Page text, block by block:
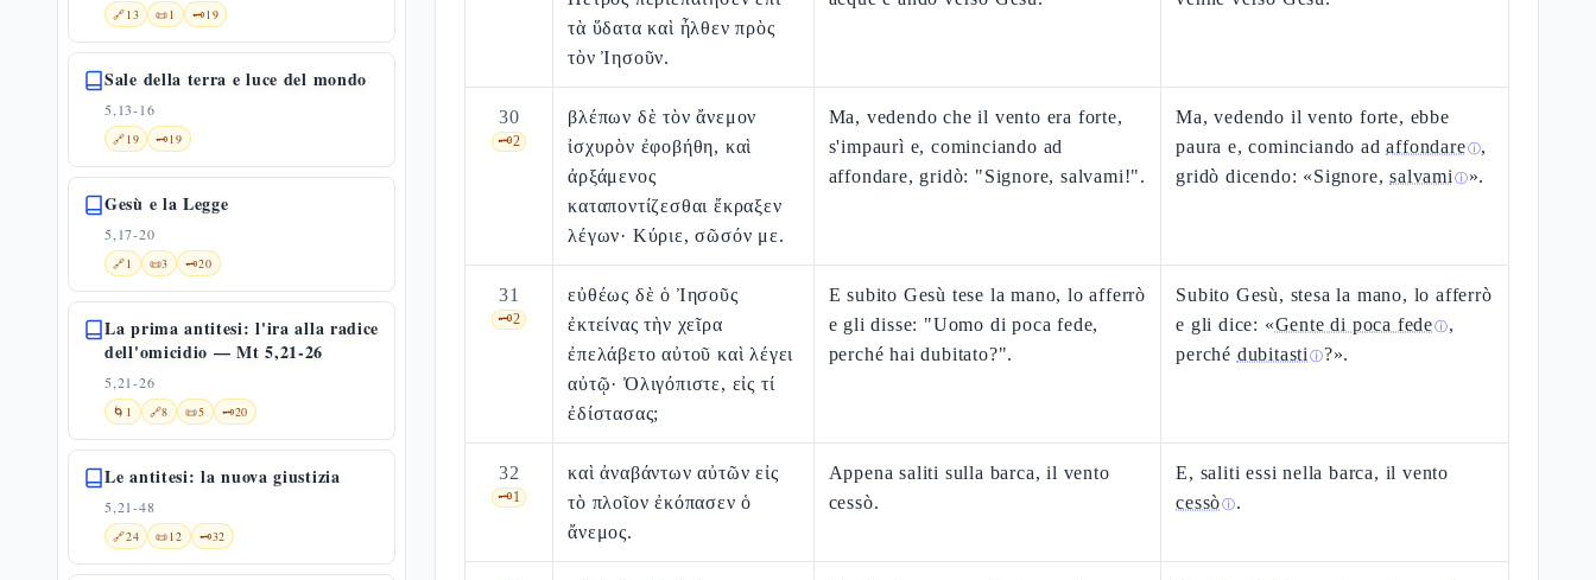
🔗13 📜1 🗝️19
Sale della terra e luce del mondo
5,13-16
🔗19 🗝️19
Gesù e la Legge
5,17-20
🔗1 📜3 🗝️20
La prima antitesi: l'ira alla radice
dell'omicidio — Mt 5,21-26
5,21-26
🌀 1 🔗8 📜5 🗝️20
Le antitesi: la nuova giustizia
5,21-48
🔗24 📜12 🗝️32
τὰ ὕδατα καὶ ἦλθεν πρὸς
τὸν Ἰησοῦν.
30
🗝️2
βλέπων δὲ τὸν ἄνεμον
ἰσχυρὸν ἐφοβήθη, καὶ
ἀρξάμενος
καταποντίζεσθαι ἔκραξεν
λέγων· Κύριε, σῶσόν με.
Ma, vedendo che il vento era forte,
s'impaurì e, cominciando ad
affondare, gridò: "Signore, salvami!".
Ma, vedendo il vento forte, ebbe
paura e, cominciando adaffondareⓘ,
gridò dicendo: «Signore,salvami ⓘ».
31
🗝️2
εὐθέως δὲ ὁ Ἰησοῦς
ἐκτείνας τὴν χεῖρα
ἐπελάβετο αὐτοῦ καὶ λέγει
αὐτῷ· Ὀλιγόπιστε, εἰς τί
ἐδίστασας;
E subito Gesù tese la mano, lo afferrò
e gli disse: "Uomo di poca fede,
perché hai dubitato?".
Subito Gesù, stesa la mano, lo afferrò
e gli dice: «Gente di poca fedeⓘ,
perché dubitasti ⓘ?».
32
🗝️1
καὶ ἀναβάντων αὐτῶν εἰς
τὸ πλοῖον ἐκόπασεν ὁ
ἄνεμος.
Appena saliti sulla barca, il vento
cessò.
E, saliti essi nella barca, il vento
cessòⓘ.